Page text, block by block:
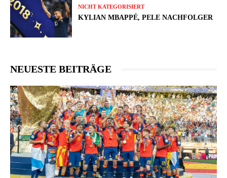
NICHT KATEGORISIERT
KYLIAN MBAPPÉ, PELE NACHFOLGER
NEUESTE BEITRÄGE